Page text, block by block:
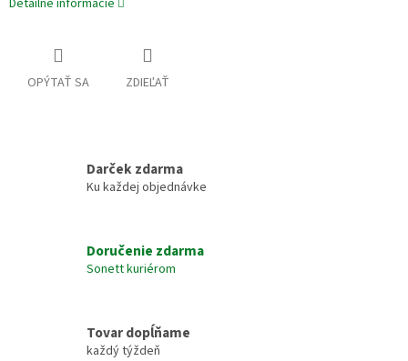
Detailné informácie
OPÝTAŤ SA ZDIEĽAŤ
Darček zdarma
Ku každej objednávke
Doručenie zdarma
Sonett kuriérom
Tovar dopĺňame
každý týždeň